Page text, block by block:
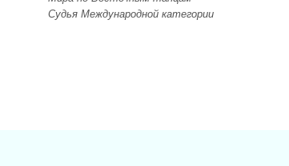
Судья Международной категории